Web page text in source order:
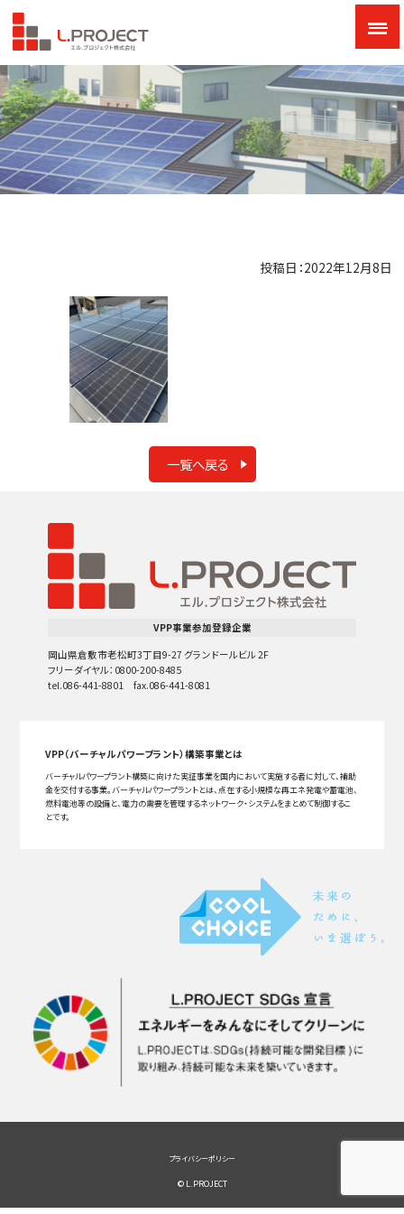
投稿日：2022年12月8日
一覧へ戻る
VPP事業参加登録企業
岡山県倉敷市老松町3丁目9-27 グランドールビル 2F
フリーダイヤル：0800-200-8485
tel.086-441-8801 fax.086-441-8081
VPP（バーチャルパワープラント）構築事業とは
バーチャルパワープラント構築に向けた実証事業を国内において実施する者に対して、補助
金を交付する事業。バーチャルパワープラントとは、点在する小規模な再エネ発電や蓄電池、
燃料電池等の設備と、電力の需要を管理するネットワーク・システムをまとめて制御するこ
とです。
プライバシーポリシー
© L.PROJECT